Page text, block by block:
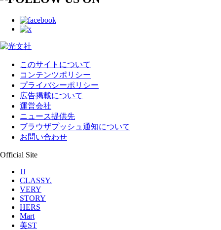
このサイトについて
コンテンツポリシー
プライバシーポリシー
広告掲載について
運営会社
ニュース提供先
ブラウザプッシュ通知について
お問い合わせ
Official Site
JJ
CLASSY.
VERY
STORY
HERS
Mart
美ST